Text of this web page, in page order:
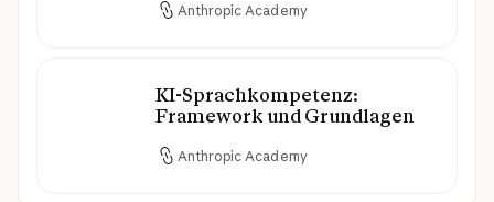
Anthropic Academy
KI-Sprachkompetenz:
Framework und Grundlagen
Anthropic Academy
KI-Sprachkompetenz: Framework und